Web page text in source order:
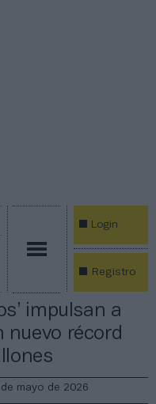
Login
Registro
impulsan a
nuevo récord
mayo de 2026